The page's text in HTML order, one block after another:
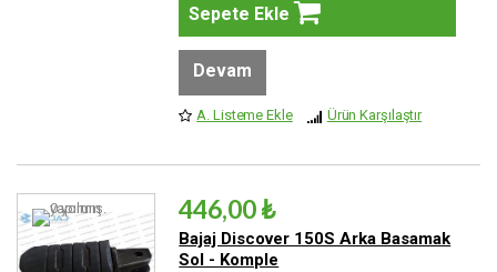
Sepete Ekle
Devam
A. Listeme Ekle Ürün Karşılaştır
446,00 ₺
Bajaj Discover 150S Arka Basamak
Sol - Komple